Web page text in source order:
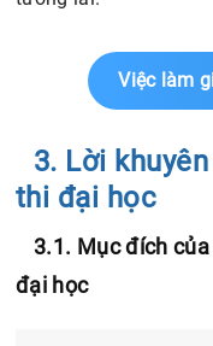
Việc làm
3. Lời
thi đại học
3.1. Mục đích
đại học